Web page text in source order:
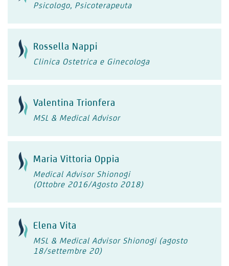
Psicologo, Psicoterapeuta
Rossella Nappi
Clinica Ostetrica e Ginecologa
Valentina Trionfera
MSL & Medical Advisor
Maria Vittoria Oppia
Medical Advisor Shionogi
(Ottobre 2016/Agosto 2018)
Elena Vita
MSL & Medical Advisor Shionogi (agosto
18/settembre 20)